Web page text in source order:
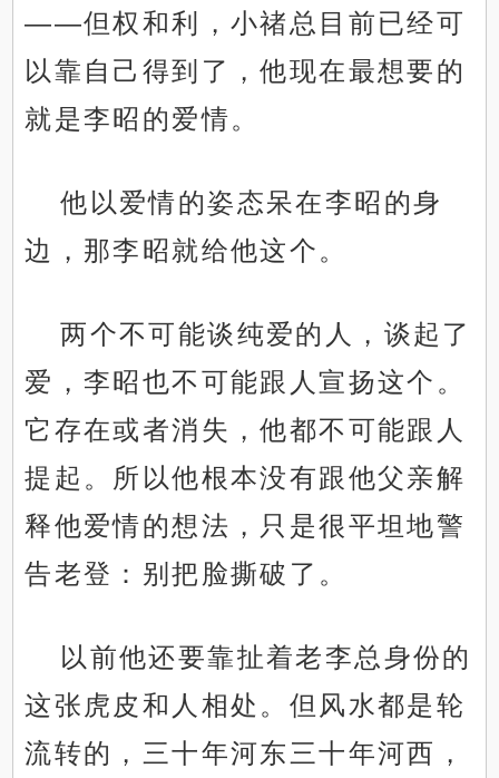
——但权和利，小禇总目前已经可
以靠自己得到了，他现在最想要的
就是李昭的爱情。
他以爱情的姿态呆在李昭的身
边，那李昭就给他这个。
两个不可能谈纯爱的人，谈起了
爱，李昭也不可能跟人宣扬这个。
它存在或者消失，他都不可能跟人
提起。所以他根本没有跟他父亲解
释他爱情的想法，只是很平坦地警
告老登：别把脸撕破了。
以前他还要靠扯着老李总身份的
这张虎皮和人相处。但风水都是轮
流转的，三十年河东三十年河西，